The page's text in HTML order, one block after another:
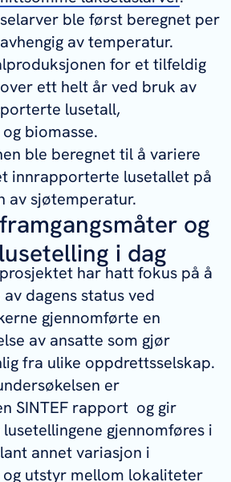
ble først beregnet per
av temperatur.
for et tilfeldig
ett helt år ved bruk av
lusetall,
biomasse.
ble beregnet til å variere
innrapporterte lusetallet på
av sjøtemperatur.
og
i dag
har hatt fokus på å
dagens status ved
gjennomførte en
av ansatte som gjør
fra ulike oppdrettsselskap.
er
SINTEF rapport og gir
gjennomføres i
annet variasjon i
utstyr mellom lokaliteter